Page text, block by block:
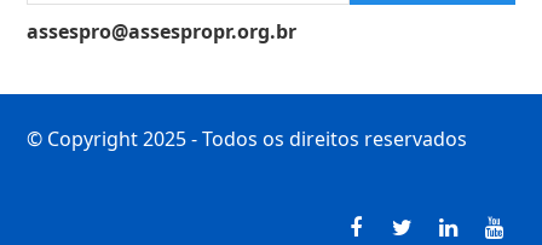
assespro@assespropr.org.br
© Copyright 2025 - Todos os direitos reservados
FacebookTwitter